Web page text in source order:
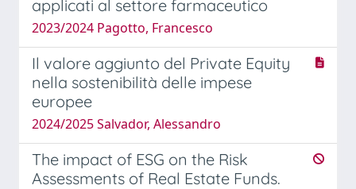
applicati al settore farmaceutico
2023/2024 Pagotto, Francesco
Il valore aggiunto del Private Equity
nella sostenibilità delle impese
europee
2024/2025 Salvador, Alessandro
The impact of ESG on the Risk
Assessments of Real Estate Funds.